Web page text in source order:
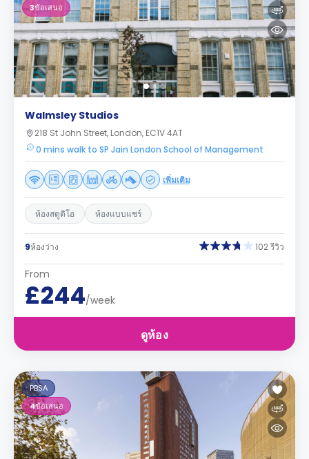
3ข้อเสนอ
Walmsley Studios
218 St John Street, London, EC1V 4AT
0 mins walk to SP Jain London School of Management
เพิ่มเติม
ห้องสตูดิโอ ห้องแบบแชร์
9ห้องว่าง 102 รีวิว
From
£244/week
ดูห้อง
PBSA
4ข้อเสนอ